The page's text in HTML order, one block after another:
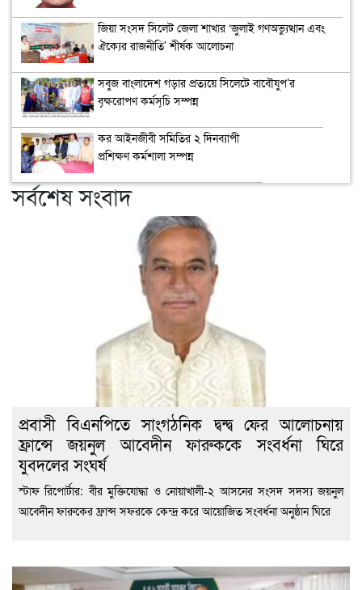
জিয়া সংসদ সিলেট জেলা শাখার ‘জুলাই গণঅভ্যুত্থান এবং
ঐক্যের রাজনীতি’ শীর্ষক আলোচনা
সবুজ বাংলাদেশ গড়ার প্রত্যয়ে সিলেটে বাবৌযুপ’র
বৃক্ষরোপণ কর্মসূচি সম্পন্ন
কর আইনজীবী সমিতির ২ দিনব্যাপী
প্রশিক্ষণ কর্মশালা সম্পন্ন
সর্বশেষ সংবাদ
প্রবাসী বিএনপিতে সাংগঠনিক দ্বন্দ্ব ফের আলোচনায়
ফ্রান্সে জয়নুল আবেদীন ফারুককে সংবর্ধনা ঘিরে
যুবদলের সংঘর্ষ
স্টাফ রিপোর্টার: বীর মুক্তিযোদ্ধা ও নোয়াখালী-২ আসনের সংসদ সদস্য জয়নুল
আবেদীন ফারুকের ফ্রান্স সফরকে কেন্দ্র করে আয়োজিত সংবর্ধনা অনুষ্ঠান ঘিরে